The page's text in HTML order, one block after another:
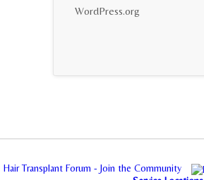
WordPress.org
Hair Transplant Forum - Join the Community